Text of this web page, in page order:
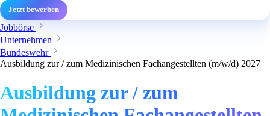
Jetzt bewerben
Jobbörse
Unternehmen
Bundeswehr
Ausbildung zur / zum Medizinischen Fachangestellten (m/w/d) 2027
Ausbildung zur / zum